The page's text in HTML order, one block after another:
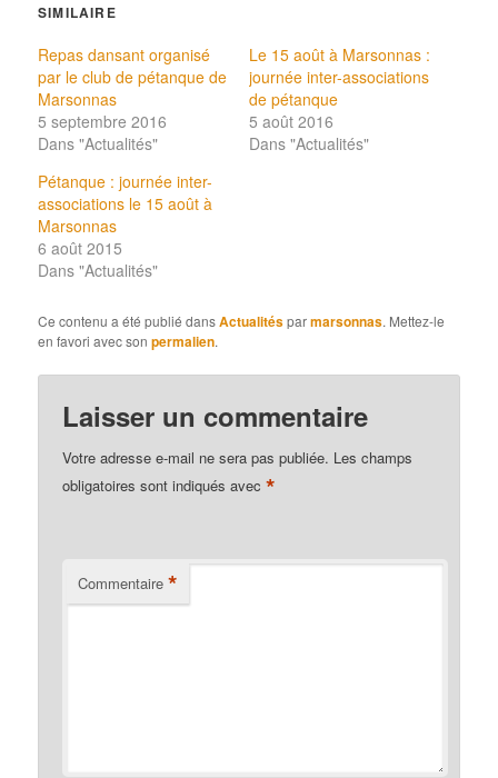
SIMILAIRE
Repas dansant organisé
par le club de pétanque de
Marsonnas
5 septembre 2016
Dans "Actualités"
Le 15 août à Marsonnas :
journée inter-associations
de pétanque
5 août 2016
Dans "Actualités"
Pétanque : journée inter-
associations le 15 août à
Marsonnas
6 août 2015
Dans "Actualités"
Ce contenu a été publié dansActualitésparmarsonnas. Mettez-le
en favori avec sonpermalien.
Laisser un commentaire
Votre adresse e-mail ne sera pas publiée. Les champs
obligatoires sont indiqués avec*
Commentaire *